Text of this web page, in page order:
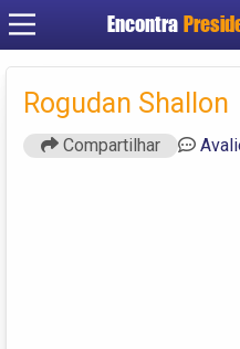
Encontra
Rogudan Shallon
Compartilhar